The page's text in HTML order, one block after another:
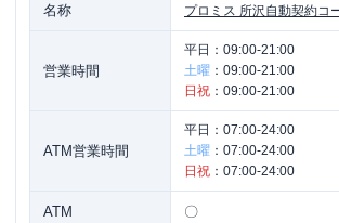
名称 プロミス 所沢自動契約コ
営業時間
平日： 09:00-21:00
土曜 ： 09:00-21:00
日祝 ： 09:00-21:00
ATM営業時間
平日： 07:00-24:00
土曜 ： 07:00-24:00
日祝 ： 07:00-24:00
ATM 〇